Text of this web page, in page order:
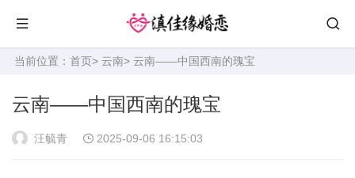
当前位置： 首页> 云南> 云南——中国西南的瑰宝
云南——中国西南的瑰宝
汪毓青 2025-09-06 16:15:03